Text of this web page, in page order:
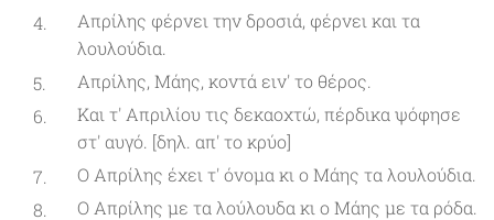
Απρίλης φέρνει την δροσιά, φέρνει και τα
λουλούδια.
Απρίλης, Μάης, κοντά ειν' το θέρος.
Και τ' Απριλίου τις δεκαοχτώ, πέρδικα ψόφησε
στ' αυγό. [δηλ. απ' το κρύο]
Ο Απρίλης έχει τ' όνομα κι ο Μάης τα λουλούδια.
Ο Απρίλης με τα λούλουδα κι ο Μάης με τα ρόδα.